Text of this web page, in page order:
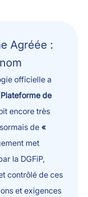
Agréée :
officielle a
de
encore très
de «
met
la DGFiP,
contrôlé de ces
et exigences